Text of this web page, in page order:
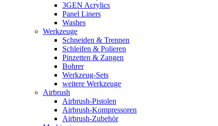
3GEN Acrylics
Panel Liners
Washes
Werkzeuge
Schneiden & Trennen
Schleifen & Polieren
Pinzetten & Zangen
Bohrer
Werkzeug-Sets
weitere Werkzeuge
Airbrush
Airbrush-Pistolen
Airbrush-Kompressoren
Airbrush-Zubehör